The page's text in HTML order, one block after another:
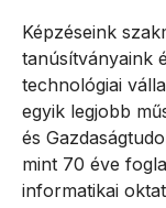
Képzéseink
tanúsítványaink
technológiai
egyik legjobb
és
mint 70 éve
informatikai